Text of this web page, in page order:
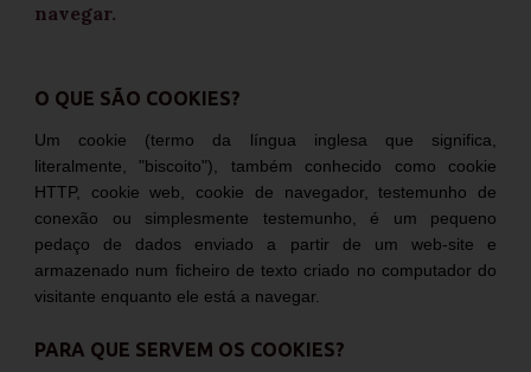
navegar.
O QUE SÃO COOKIES?
Um cookie (termo da língua inglesa que significa,
literalmente, "biscoito"), também conhecido como cookie
HTTP, cookie web, cookie de navegador, testemunho de
conexão ou simplesmente testemunho, é um pequeno
pedaço de dados enviado a partir de um web-site e
armazenado num ficheiro de texto criado no computador do
visitante enquanto ele está a navegar.
PARA QUE SERVEM OS COOKIES?